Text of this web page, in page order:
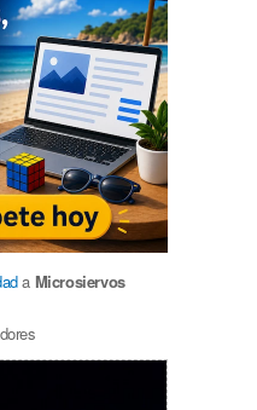
a Microsiervos